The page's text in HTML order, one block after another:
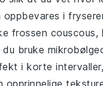
oppbevares i
frossen couscous,
bruke
i korte
opprinnelige